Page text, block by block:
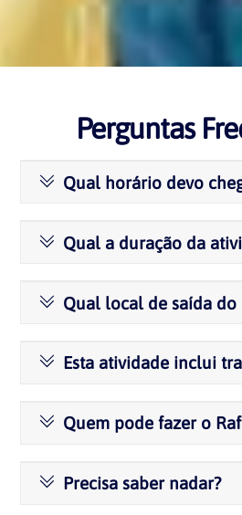
Perguntas
Qual horário devo
Qual a duração da
Qual local de saída do
Esta atividade inclui
Quem pode fazer o
Precisa saber nadar?